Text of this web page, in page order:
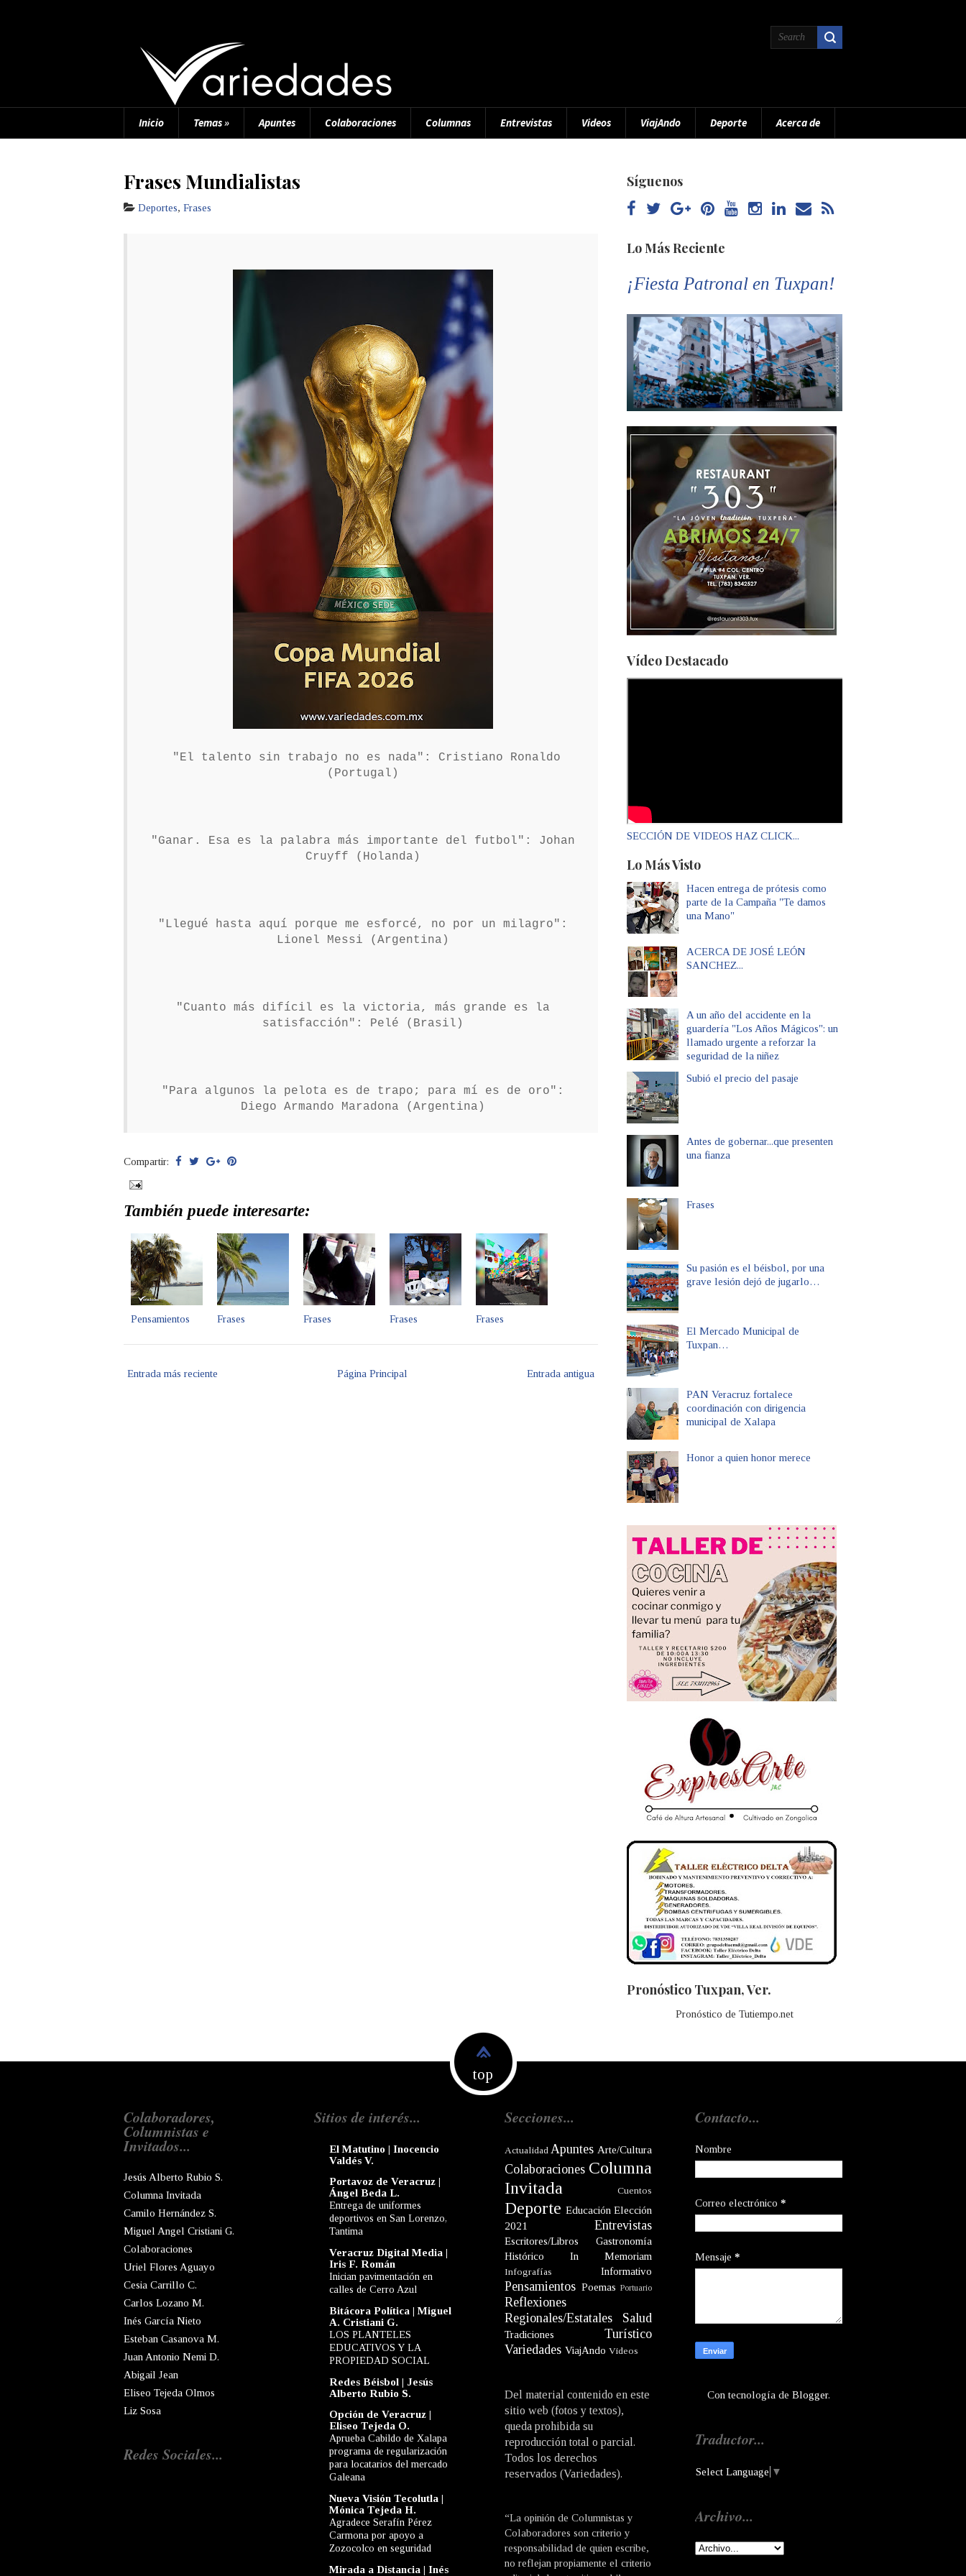
Inicio Temas» Apuntes Colaboraciones Columnas Entrevistas Videos ViajAndo Deporte Acerca de
Frases Mundialistas
Deportes, Frases
"El talento sin trabajo no es nada": Cristiano Ronaldo
(Portugal)
"Ganar. Esa es la palabra más importante del futbol": Johan
Cruyff (Holanda)
"Llegué hasta aquí porque me esforcé, no por un milagro":
Lionel Messi (Argentina)
"Cuanto más difícil es la victoria, más grande es la
satisfacción": Pelé (Brasil)
"Para algunos la pelota es de trapo; para mí es de oro":
Diego Armando Maradona (Argentina)
Compartir:
También puede interesarte:
Pensamientos Frases Frases Frases Frases
Entrada más reciente Entrada antigua
Página Principal
Síguenos
Lo Más Reciente
¡Fiesta Patronal en Tuxpan!
Vídeo Destacado
SECCIÓN DE VIDEOS HAZ CLICK...
Lo Más Visto
Hacen entrega de prótesis como
parte de la Campaña "Te damos
una Mano"
ACERCA DE JOSÉ LEÓN
SANCHEZ...
A un año del accidente en la
guardería "Los Años Mágicos": un
llamado urgente a reforzar la
seguridad de la niñez
Subió el precio del pasaje
Antes de gobernar...que presenten
una fianza
Frases
Su pasión es el béisbol, por una
grave lesión dejó de jugarlo…
El Mercado Municipal de
Tuxpan…
PAN Veracruz fortalece
coordinación con dirigencia
municipal de Xalapa
Honor a quien honor merece
Pronóstico Tuxpan, Ver.
Pronóstico de Tutiempo.net
top
Colaboradores,
Columnistas e
Invitados...
Jesús Alberto Rubio S.
Columna Invitada
Camilo Hernández S.
Miguel Angel Cristiani G.
Colaboraciones
Uriel Flores Aguayo
Cesia Carrillo C.
Carlos Lozano M.
Inés García Nieto
Esteban Casanova M.
Juan Antonio Nemi D.
Abigail Jean
Eliseo Tejeda Olmos
Liz Sosa
Redes Sociales...
Sitios de interés...
El Matutino | Inocencio
Valdés V.
Portavoz de Veracruz |
Ángel Beda L.
Entrega de uniformes
deportivos en San Lorenzo,
Tantima
Veracruz Digital Media |
Iris F. Román
Inician pavimentación en
calles de Cerro Azul
Bitácora Política | Miguel
A. Cristiani G.
LOS PLANTELES
EDUCATIVOS Y LA
PROPIEDAD SOCIAL
Redes Béisbol | Jesús
Alberto Rubio S.
Opción de Veracruz |
Eliseo Tejeda O.
Aprueba Cabildo de Xalapa
programa de regularización
para locatarios del mercado
Galeana
Nueva Visión Tecolutla |
Mónica Tejeda H.
Agradece Serafín Pérez
Carmona por apoyo a
Zozocolco en seguridad
Mirada a Distancia | Inés
Secciones...
Actualidad Apuntes Arte/Cultura
Colaboraciones Columna
Invitada
Cuentos
Deporte Educación Elección
2021
Entrevistas
Escritores/Libros
Gastronomía
Histórico
In Memoriam
Infografías Informativo
Pensamientos Poemas Portuario
Reflexiones
Regionales/Estatales
Salud
Tradiciones
Turístico
Variedades ViajAndo Videos
Del material contenido en este
sitio web (fotos y textos),
queda prohibida su
reproducción total o parcial.
Todos los derechos
reservados (Variedades).
“La opinión de Columnistas y
Colaboradores son criterio y
responsabilidad de quien escribe,
no reflejan propiamente el criterio
Contacto...
Nombre
Correo electrónico *
Mensaje *
Con tecnología de Blogger.
Traductor...
Select Language ▼
Archivo...